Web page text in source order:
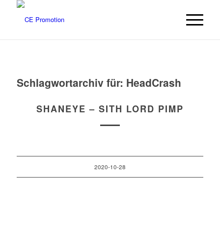
Schlagwortarchiv für: HeadCrash
SHANEYE – SITH LORD PIMP
2020-10-28